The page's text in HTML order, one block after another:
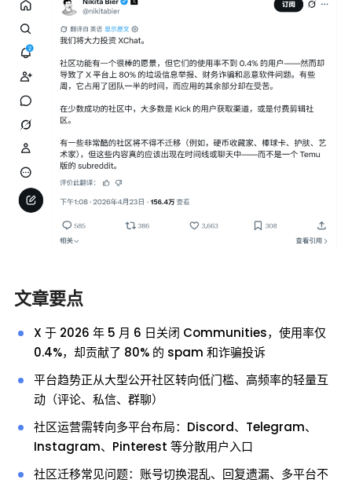
文章要点
X 于 2026 年 5 月 6 日关闭 Communities，使用率仅
0.4%，却贡献了 80% 的 spam 和诈骗投诉
平台趋势正从大型公开社区转向低门槛、高频率的轻量互
动（评论、私信、群聊）
社区运营需转向多平台布局：Discord、Telegram、
Instagram、Pinterest 等分散用户入口
社区迁移常见问题：账号切换混乱、回复遗漏、多平台不